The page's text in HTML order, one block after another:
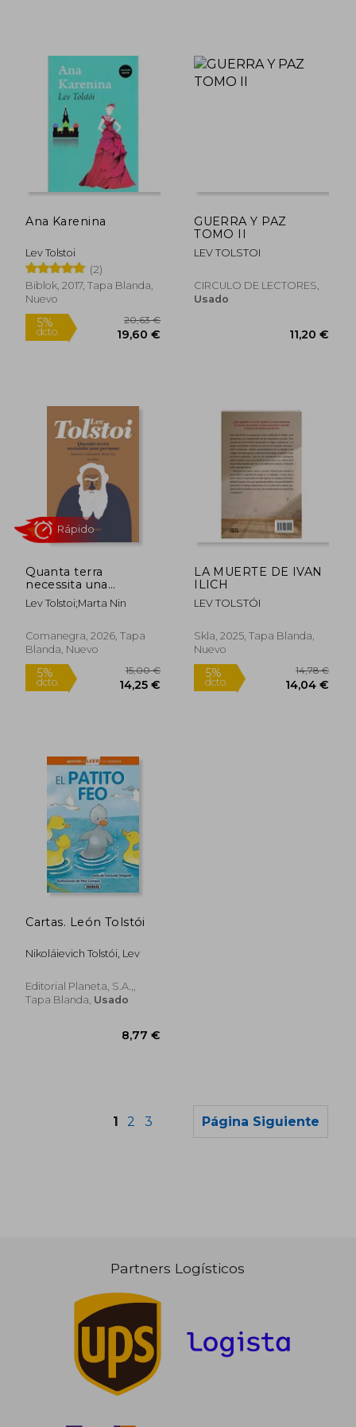
10,40 €
5%
dcto.
5%
dcto.
17,50 €
Rápido
Ana Karenina
Lev Tolstoi
(2)
Biblok, 2017, Tapa Blanda,
Nuevo
20,63 €
19,60 €
GUERRA Y PAZ
TOMO II
LEV TOLSTOI
CIRCULO DE LECTORES,
Usado
Quanta terra
necessita una
persona (3a ed.).
Antologia de contes
Lev Tolstoi;Marta Nin
Comanegra, 2026, Tapa
Blanda, Nuevo
LA MUERTE DE IVAN
ILICH
LEV TOLSTÓI
Skla, 2025, Tapa Blanda,
Nuevo
Cartas. León Tolstói
Nikoláievich Tolstói, Lev
Editorial Planeta, S.A.,,
Tapa Blanda, Usado
1 2 3 Página Siguiente
Partners Logísticos